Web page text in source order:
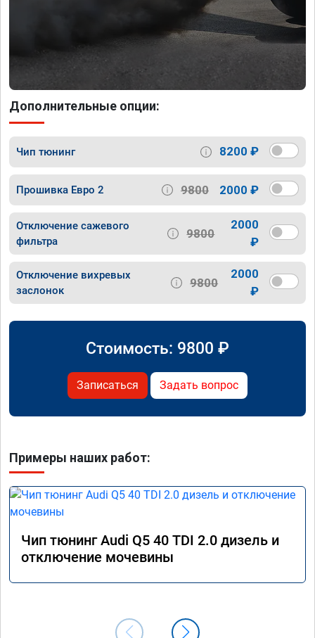
Дополнительные опции:
Чип тюнинг 8200 ₽
Прошивка Евро 2 9800 2000 ₽
Отключение сажевого
фильтра
9800
2000
₽
Отключение вихревых
заслонок
9800
2000
₽
Стоимость: 9800 ₽
Записаться Задать вопрос
Примеры наших работ:
Чип тюнинг Audi Q5 40 TDI 2.0 дизель и
отключение мочевины